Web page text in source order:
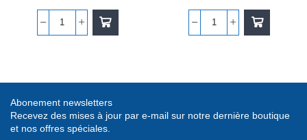
quantité
AVANT
CONDUCTEUR
-
quantité
ET
Abonement newsletters
Recevez des mises à jour par e-mail sur notre dernière boutique
et nos offres spéciales.